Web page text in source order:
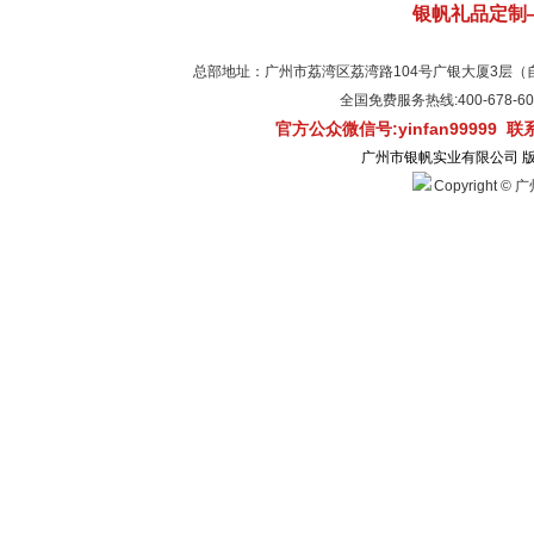
银帆礼品定
总部地址：广州市荔湾区荔湾路104号广银大厦3层
全国免费服务热线:400-
官方公众微信号:yinfan99999 联
广州市银帆实业有限公司
Copyright © 广